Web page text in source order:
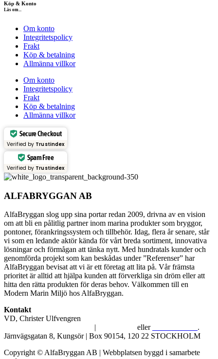
Köp & Konto
Läs om...
Om konto
Integritetspolicy
Frakt
Köp & betalning
Allmänna villkor
Om konto
Integritetspolicy
Frakt
Köp & betalning
Allmänna villkor
Secure Checkout
Verified by Trustindex
Spam Free
Verified by Trustindex
ALFABRYGGAN AB
AlfaBryggan slog upp sina portar redan 2009, drivna av en vision
om att bli en pålitlig partner inom marina produkter som bryggor,
pontoner, förankringssystem och tillbehör. Idag, flera år senare, står
vi som en ledande aktör kända för vårt breda sortiment, innovativa
lösningar och förmågan att tänka nytt. Med hundratals kunder och
genomförda projekt som kan beskådas under ”Referenser” har
AlfaBryggan bevisat att vi är ett företag att lita på. Vår främsta
prioritet är alltid att hjälpa kunden att förverkliga sin dröm eller att
hitta den rätta produkten för deras behov. Välkommen till en
Modern Marin Miljö hos AlfaBryggan.
Kontakt
VD, Christer Ulfvengren
| eller
.
Järnvägsgatan 8, Kungsör | Box 90154, 120 22 STOCKHOLM
Copyright © AlfaBryggan AB | Webbplatsen byggd i samarbete